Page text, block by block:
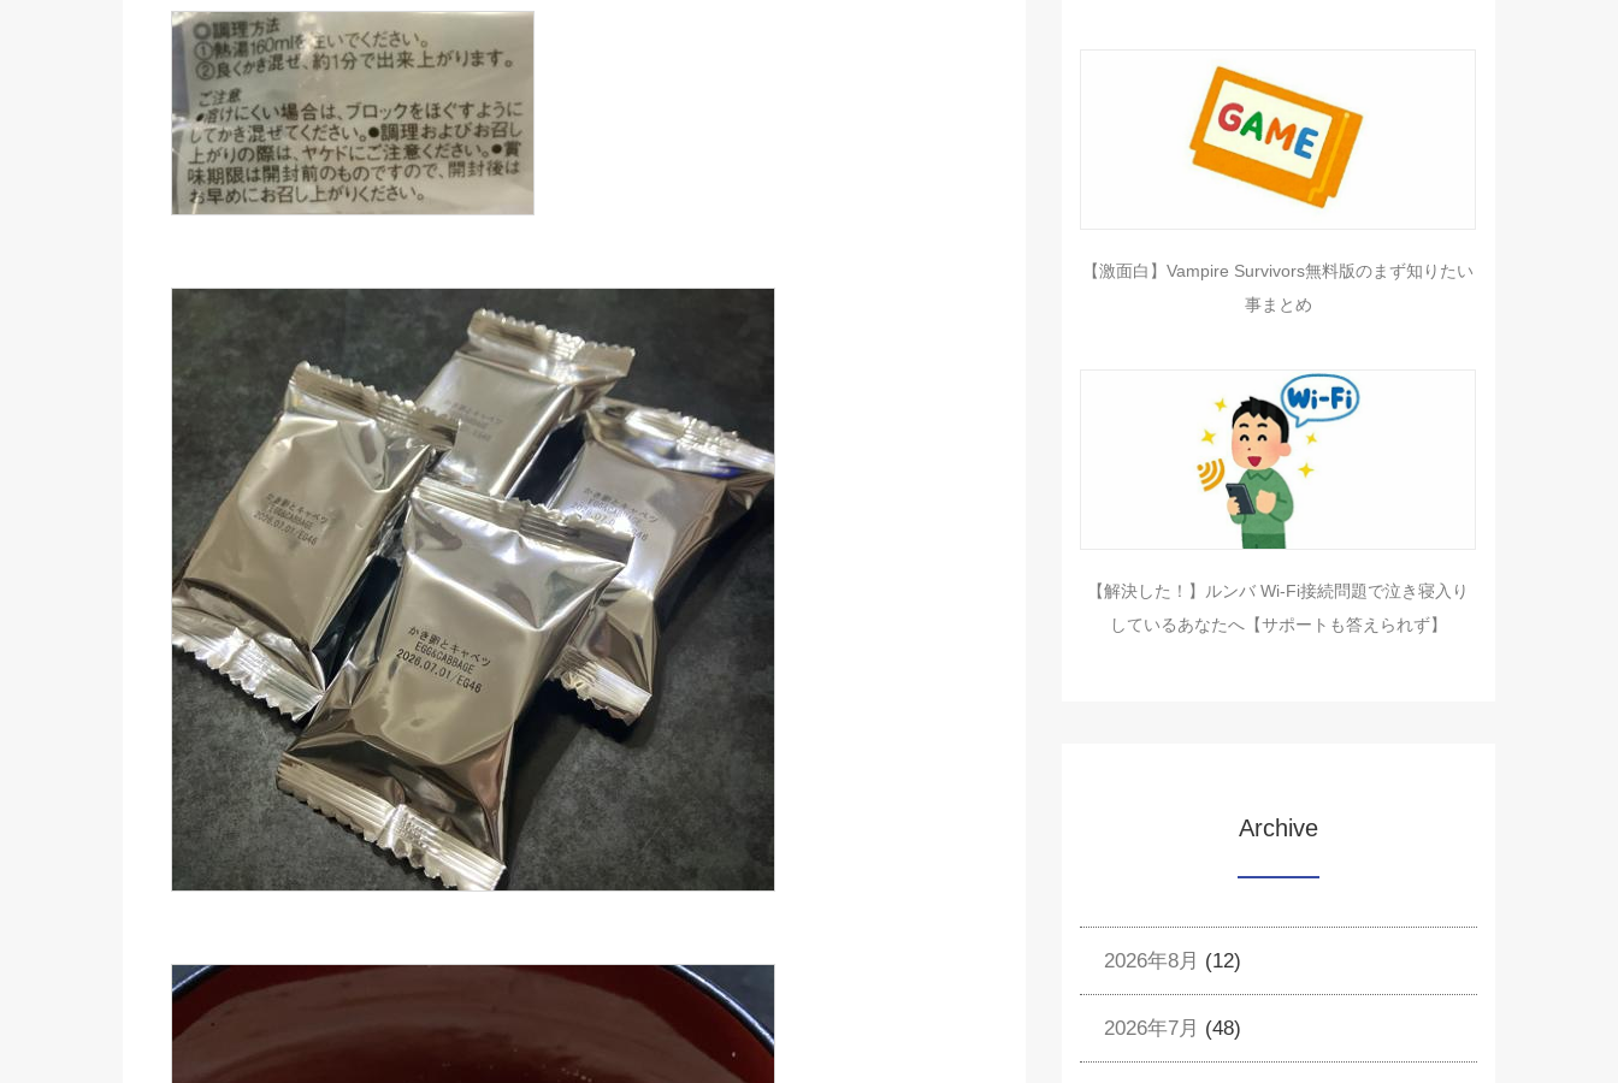
【激面白】Vampire Survivors無料版のまず知りたい
事まとめ
【解決した！】ルンバ Wi-Fi接続問題で泣き寝入り
しているあなたへ【サポートも答えられず】
Archive
2026年8月 (12)
2026年7月 (48)